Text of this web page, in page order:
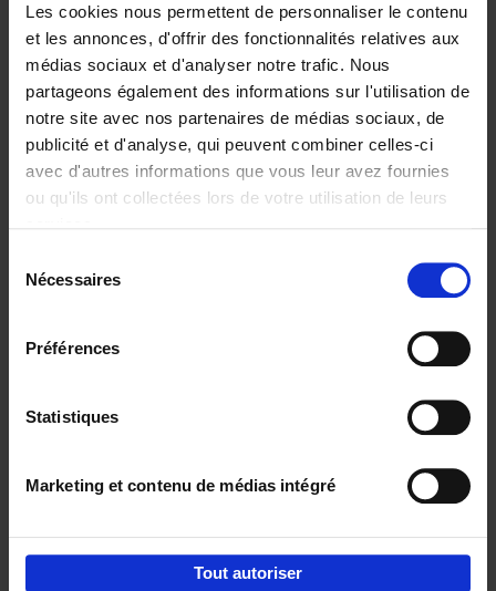
Les cookies nous permettent de personnaliser le contenu
et les annonces, d'offrir des fonctionnalités relatives aux
médias sociaux et d'analyser notre trafic. Nous
partageons également des informations sur l'utilisation de
notre site avec nos partenaires de médias sociaux, de
publicité et d'analyse, qui peuvent combiner celles-ci
avec d'autres informations que vous leur avez fournies
ou qu'ils ont collectées lors de votre utilisation de leurs
Nécessaires
Préférences
Statistiques
Marketing et contenu de médias intégré
Tout autoriser
Building Bonds = Building
Business
Jochen Roef Jozefien De Feyter
Carolien Boom
Couverture souple
2025 200
€29,99
Digital marketing like a PRO -
completely revised edition (EN)